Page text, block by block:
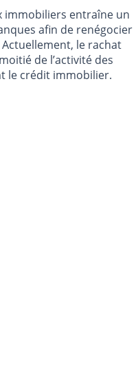
immobiliers entraîne un
afin de renégocier
le rachat
de l’activité des
le crédit immobilier.